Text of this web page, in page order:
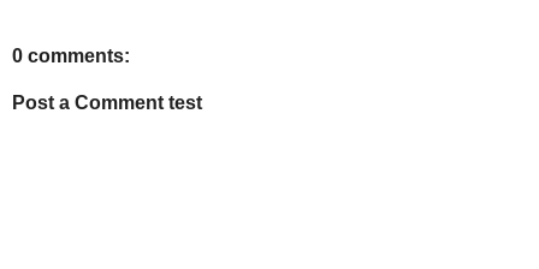
0 comments:
Post a Comment test